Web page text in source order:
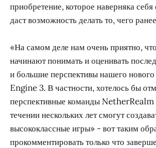
приобретение, которое наверняка
даст возможность делать то, чего
«На самом деле нам очень приятно,
начинают понимать и оценивать
и большие перспективы нашего
Engine 3. В частности, хотелось бы
перспективные команды
течении нескольких лет смогут
высококлассные игры» - вот таким
прокомментировать только что